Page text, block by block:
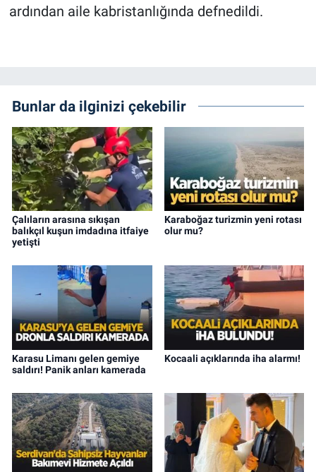
ardından aile kabristanlığında defnedildi.
Bunlar da ilginizi çekebilir
Çalıların arasına sıkışan
balıkçıl kuşun imdadına itfaiye
yetişti
Karaboğaz turizmin yeni rotası
olur mu?
Karasu Limanı gelen gemiye
saldırı! Panik anları kamerada
Kocaali açıklarında iha alarmı!